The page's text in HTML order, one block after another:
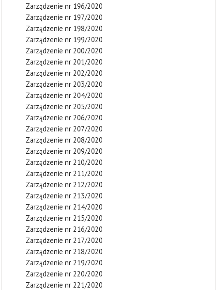
Zarządzenie nr 196/2020
Zarządzenie nr 197/2020
Zarządzenie nr 198/2020
Zarządzenie nr 199/2020
Zarządzenie nr 200/2020
Zarządzenie nr 201/2020
Zarządzenie nr 202/2020
Zarządzenie nr 203/2020
Zarządzenie nr 204/2020
Zarządzenie nr 205/2020
Zarządzenie nr 206/2020
Zarządzenie nr 207/2020
Zarządzenie nr 208/2020
Zarządzenie nr 209/2020
Zarządzenie nr 210/2020
Zarządzenie nr 211/2020
Zarządzenie nr 212/2020
Zarządzenie nr 213/2020
Zarządzenie nr 214/2020
Zarządzenie nr 215/2020
Zarządzenie nr 216/2020
Zarządzenie nr 217/2020
Zarządzenie nr 218/2020
Zarządzenie nr 219/2020
Zarządzenie nr 220/2020
Zarządzenie nr 221/2020